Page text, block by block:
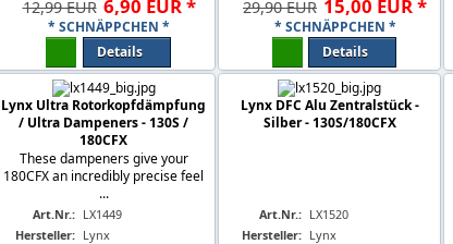
12,99 EUR 6,90 EUR*
* SCHNÄPPCHEN *
Details
29,90 EUR 15,00 EUR*
* SCHNÄPPCHEN *
Details
Lynx Ultra Rotorkopfdämpfung
/ Ultra Dampeners - 130S /
180CFX
These dampeners give your
180CFX an incredibly precise feel
...
Art.Nr.: LX1449
Hersteller: Lynx
Lynx DFC Alu Zentralstück -
Silber - 130S/180CFX
Art.Nr.: LX1520
Hersteller: Lynx